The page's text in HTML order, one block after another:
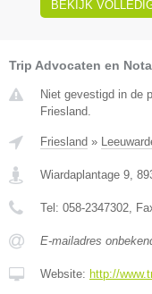
BEKIJK
Trip Advocaten en
Niet gevestigd in de
Friesland.
Friesland »
Wiardaplantage 9,
Tel: 058-2347302,
E-mailadres
Website: http://